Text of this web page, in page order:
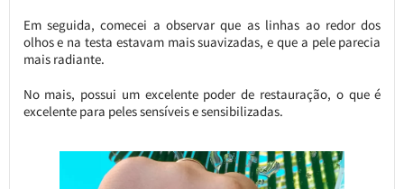
Em seguida, comecei a observar que as linhas ao redor dos
olhos e na testa estavam mais suavizadas, e que a pele parecia
mais radiante.
No mais, possui um excelente poder de restauração, o que é
excelente para peles sensíveis e sensibilizadas.